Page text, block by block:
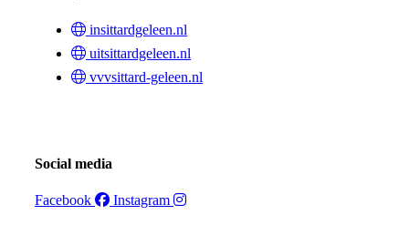
insittardgeleen.nl
uitsittardgeleen.nl
vvvsittard-geleen.nl
Social media
Facebook Instagram